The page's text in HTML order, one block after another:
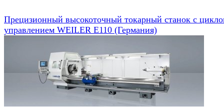
Прецизионный высокоточный токарный станок с
управлением WEILER E110 (Германия)